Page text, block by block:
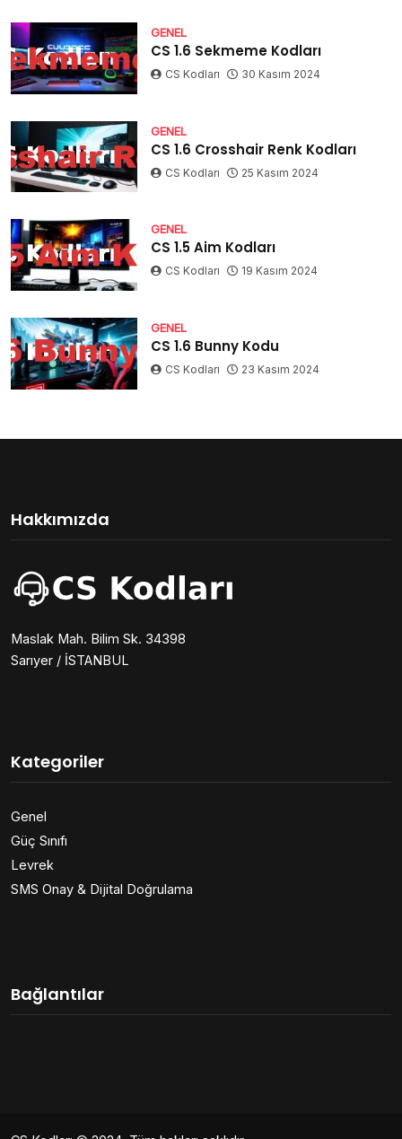
GENEL
CS 1.6 Sekmeme Kodları
CS Kodları 30 Kasım 2024
GENEL
CS 1.6 Crosshair Renk Kodları
CS Kodları 25 Kasım 2024
GENEL
CS 1.5 Aim Kodları
CS Kodları 19 Kasım 2024
GENEL
CS 1.6 Bunny Kodu
CS Kodları 23 Kasım 2024
Hakkımızda
Maslak Mah. Bilim Sk. 34398
Sarıyer / İSTANBUL
Kategoriler
Genel
Güç Sınıfı
Levrek
SMS Onay & Dijital Doğrulama
Bağlantılar